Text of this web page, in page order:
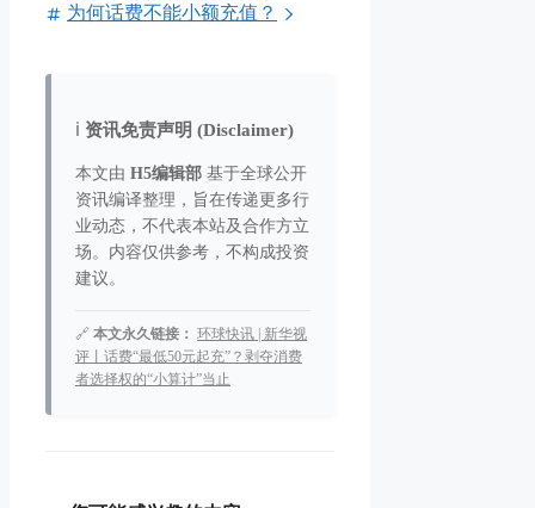
为何话费不能小额充值？
ℹ️ 资讯免责声明 (Disclaimer)
本文由 H5编辑部 基于全球公开
资讯编译整理，旨在传递更多行
业动态，不代表本站及合作方立
场。内容仅供参考，不构成投资
建议。
🔗 本文永久链接： 环球快讯 | 新华视
评丨话费“最低50元起充”？剥夺消费
者选择权的“小算计”当止